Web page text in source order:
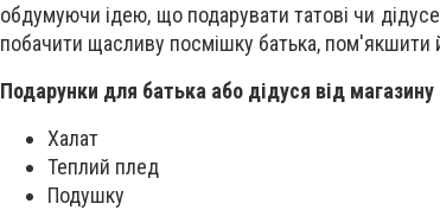
обдумуючи ідею, що подарувати татові чи
побачити щасливу посмішку батька,
Подарунки для батька або дідуся від
Халат
Теплий плед
Подушку